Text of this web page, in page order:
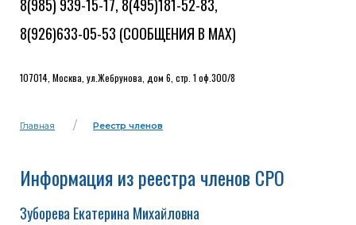
8(985) 939-15-17, 8(495)181-52-83,
8(926)633-05-53 (СООБЩЕНИЯ В MAX)
107014, Москва, ул.Жебрунова, дом 6, стр. 1 оф.300/8
Главная Реестр членов
Информация из реестра членов СРО
Зуборева Екатерина Михайловна